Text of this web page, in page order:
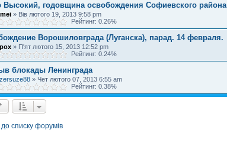
Высокий, годовщина освобождения Софиевского района
» Вів лютого 19, 2013 9:58 pm
Рейтинг: 0.26%
Ворошиловграда (Луганска), парад. 14 февраля.
» П'ят лютого 15, 2013 12:52 pm
Рейтинг: 0.24%
блокады Ленинграда
» Чет лютого 07, 2013 6:55 am
Рейтинг: 0.38%
списку форумів